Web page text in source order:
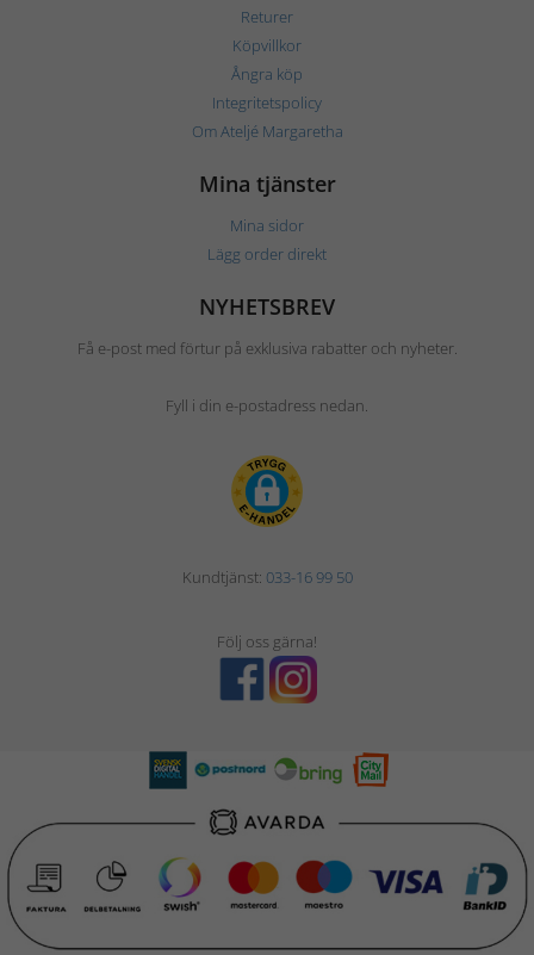
Returer
Köpvillkor
Ångra köp
Integritetspolicy
Om Ateljé Margaretha
Mina tjänster
Mina sidor
Lägg order direkt
NYHETSBREV
Få e-post med förtur på exklusiva rabatter och nyheter.
Fyll i din e-postadress nedan.
Kundtjänst: 033-16 99 50
Följ oss gärna!